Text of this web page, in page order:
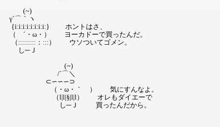
(~)
γ´⌒｀ヽ
{i:i:i:i:i:i:i:i:} ホントはさ、
（ ´・ω・） ヨーカドーで買ったんだ。
（:::::::::：:::） ウソついてゴメン。
し─Ｊ
(~)
/´⌒＼
⊂∽∽∽⊃
（・ω・｀ ） 気にすんなよ。
（l|l|§|l|l） オレもダイエーで
し─Ｊ 買ったんだから。